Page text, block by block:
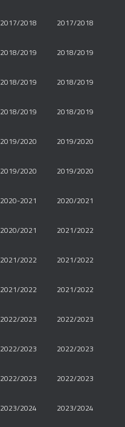
2017/2018 2017/2018
2018/2019 2018/2019
2018/2019 2018/2019
2018/2019 2018/2019
2019/2020 2019/2020
2019/2020 2019/2020
2020-2021 2020/2021
2020/2021 2021/2022
2021/2022 2021/2022
2021/2022 2021/2022
2022/2023 2022/2023
2022/2023 2022/2023
2022/2023 2022/2023
2023/2024 2023/2024